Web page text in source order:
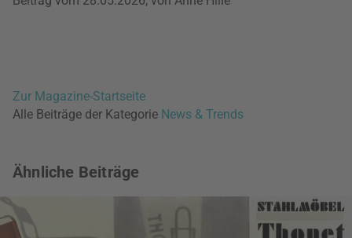
Zur Magazine-Startseite
Alle Beiträge der Kategorie News & Trends
Ähnliche Beiträge